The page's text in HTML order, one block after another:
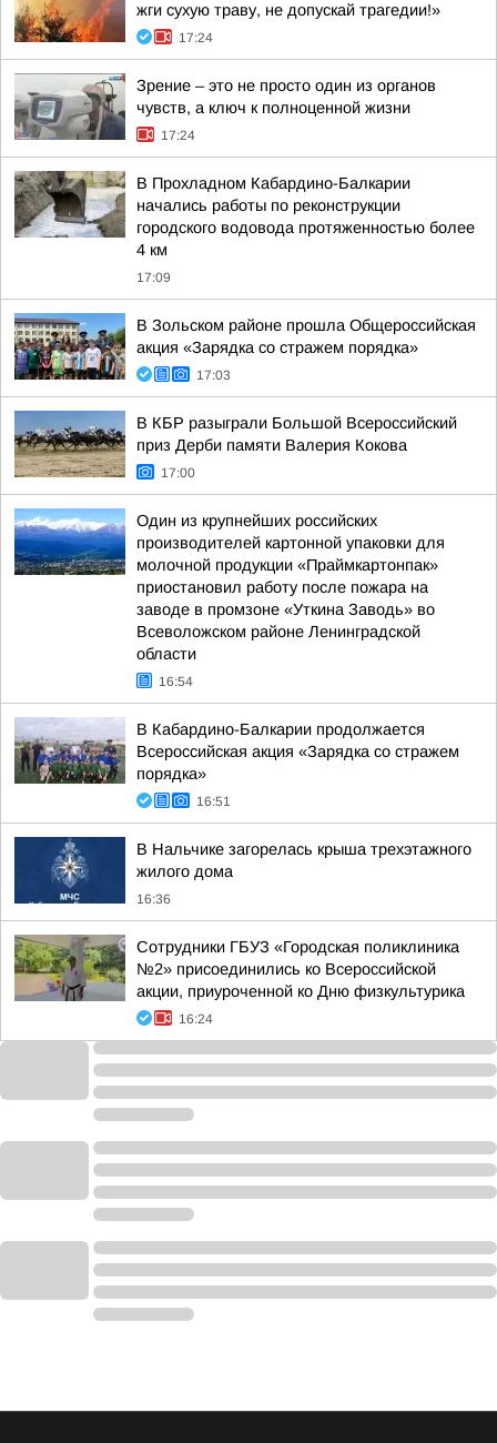
жги сухую траву, не допускай трагедии!»
17:24
Зрение – это не просто один из органов
чувств, а ключ к полноценной жизни
17:24
В Прохладном Кабардино-Балкарии
начались работы по реконструкции
городского водовода протяженностью более
4 км
17:09
В Зольском районе прошла Общероссийская
акция «Зарядка со стражем порядка»
17:03
В КБР разыграли Большой Всероссийский
приз Дерби памяти Валерия Кокова
17:00
Один из крупнейших российских
производителей картонной упаковки для
молочной продукции «Праймкартонпак»
приостановил работу после пожара на
заводе в промзоне «Уткина Заводь» во
Всеволожском районе Ленинградской
области
16:54
В Кабардино-Балкарии продолжается
Всероссийская акция «Зарядка со стражем
порядка»
16:51
В Нальчике загорелась крыша трехэтажного
жилого дома
16:36
Сотрудники ГБУЗ «Городская поликлиника
№2» присоединились ко Всероссийской
акции, приуроченной ко Дню физкультурика
16:24